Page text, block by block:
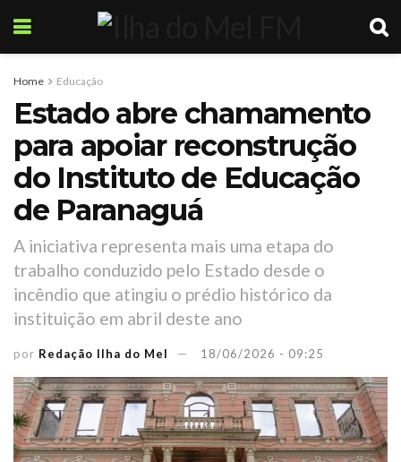
Home Educação
Estado abre chamamento
para apoiar reconstrução
do Instituto de Educação
de Paranaguá
A iniciativa representa mais uma etapa do
trabalho conduzido pelo Estado desde o
incêndio que atingiu o prédio histórico da
instituição em abril deste ano
por Redação Ilha do Mel 18/06/2026 - 09:25